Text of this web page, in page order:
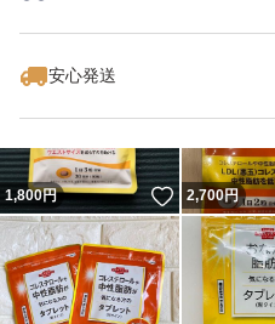
安心発送
1,800円 いいね！
2,700円